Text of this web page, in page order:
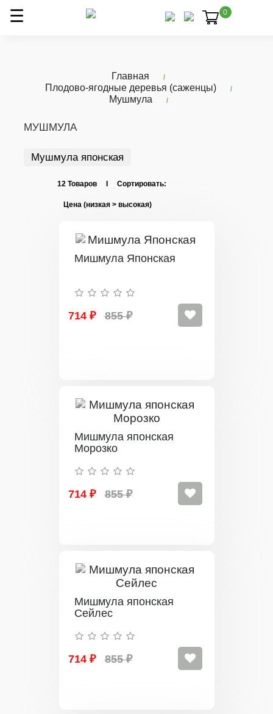
0
Главная
Плодово-ягодные деревья (саженцы)
Мушмула
МУШМУЛА
Мушмула японская
12 Товаров I Сортировать:
Мишмула Японская
714 ₽ 855 ₽
Мишмула японская
Морозко
714 ₽ 855 ₽
Мишмула японская
Сейлес
714 ₽ 855 ₽